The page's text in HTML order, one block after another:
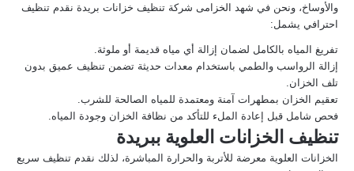
والأوساخ، ونحن في شهد الخزامى شركة تنظيف خزانات بريدة نقدم تنظيف
احترافي يشمل:
تفريغ المياه بالكامل لضمان إزالة أي مياه قديمة أو ملوثة.
إزالة الرواسب والطمي باستخدام معدات حديثة تضمن تنظيف عميق بدون
تلف الخزان.
تعقيم الخزان بمطهرات آمنة ومعتمدة للمياه الصالحة للشرب.
فحص شامل قبل إعادة الملء للتأكد من نظافة الخزان وجودة المياه.
تنظيف الخزانات العلوية ببريدة
الخزانات العلوية معرضة للأتربة والحرارة المباشرة، لذلك نقدم تنظيف سريع